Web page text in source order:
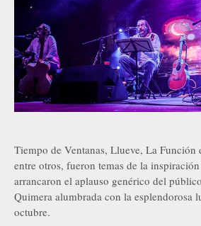
Tiempo de Ventanas, Llueve, La Función
entre otros, fueron temas de la
arrancaron el aplauso genérico del
Quimera alumbrada con la esplendorosa
octubre.